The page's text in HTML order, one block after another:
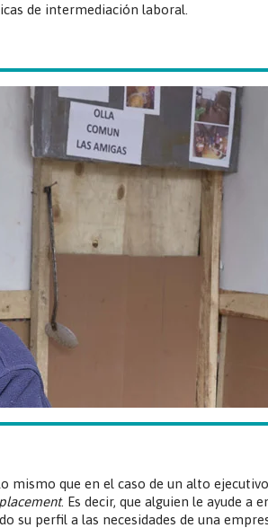
de intermediación laboral.
mismo que en el caso de un alto
. Es decir, que alguien le ayude a
su perfil a las necesidades de una